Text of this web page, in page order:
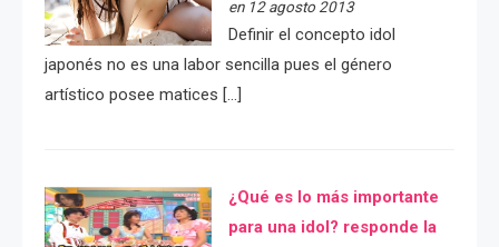
en 12 agosto 2013
Definir el concepto idol
japonés no es una labor sencilla pues el género
artístico posee matices […]
¿Qué es lo más importante
para una idol? responde la